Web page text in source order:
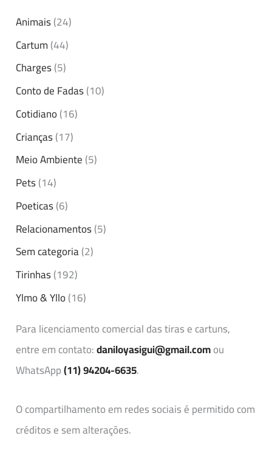
Animais(24)
Cartum(44)
Charges(5)
Conto de Fadas(10)
Cotidiano(16)
Crianças(17)
Meio Ambiente(5)
Pets(14)
Poeticas(6)
Relacionamentos(5)
Sem categoria(2)
Tirinhas(192)
Ylmo & Yllo(16)
Para licenciamento comercial das tiras e cartuns,
entre em contato:daniloyasigui@gmail.comou
WhatsApp(11) 94204-6635.
O compartilhamento em redes sociais é permitido com
créditos e sem alterações.